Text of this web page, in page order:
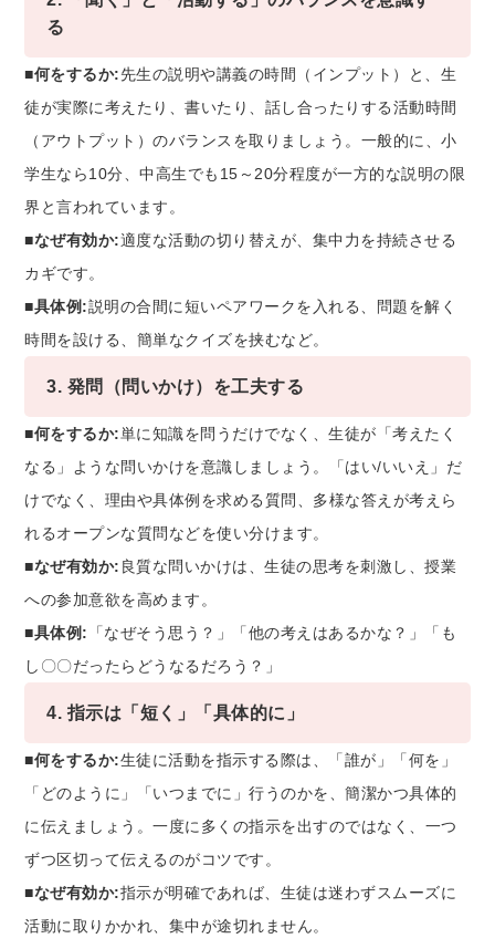
る
■何をするか:先生の説明や講義の時間（インプット）と、生
徒が実際に考えたり、書いたり、話し合ったりする活動時間
（アウトプット）のバランスを取りましょう。一般的に、小
学生なら10分、中高生でも15～20分程度が一方的な説明の限
界と言われています。
■なぜ有効か:適度な活動の切り替えが、集中力を持続させる
カギです。
■具体例:説明の合間に短いペアワークを入れる、問題を解く
時間を設ける、簡単なクイズを挟むなど。
3. 発問（問いかけ）を工夫する
■何をするか:単に知識を問うだけでなく、生徒が「考えたく
なる」ような問いかけを意識しましょう。「はい/いいえ」だ
けでなく、理由や具体例を求める質問、多様な答えが考えら
れるオープンな質問などを使い分けます。
■なぜ有効か: 良質な問いかけは、生徒の思考を刺激し、授業
への参加意欲を高めます。
■具体例:
「なぜそう思う？」「他の考えはあるかな？」「も
し〇〇だったらどうなるだろう？」
4. 指示は「短く」「具体的に」
■何をするか:生徒に活動を指示する際は、「誰が」「何を」
「どのように」「いつまでに」行うのかを、簡潔かつ具体的
に伝えましょう。一度に多くの指示を出すのではなく、一つ
ずつ区切って伝えるのがコツです。
■なぜ有効か:指示が明確であれば、生徒は迷わずスムーズに
活動に取りかかれ、集中が途切れません。